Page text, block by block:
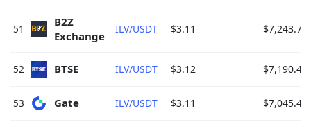
51
B2Z
Exchange
ILV/USDT $3.11 $7,243.74
52 BTSE ILV/USDT $3.12 $7,190.46
53 Gate ILV/USDT $3.11 $7,045.47